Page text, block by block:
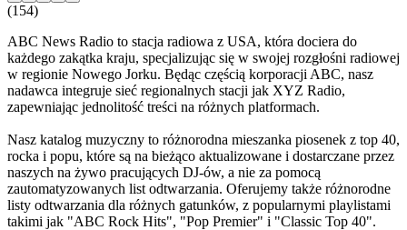
(154)
ABC News Radio to stacja radiowa z USA, która dociera do
każdego zakątka kraju, specjalizując się w swojej rozgłośni radiowej
w regionie Nowego Jorku. Będąc częścią korporacji ABC, nasz
nadawca integruje sieć regionalnych stacji jak XYZ Radio,
zapewniając jednolitość treści na różnych platformach.
Nasz katalog muzyczny to różnorodna mieszanka piosenek z top 40,
rocka i popu, które są na bieżąco aktualizowane i dostarczane przez
naszych na żywo pracujących DJ-ów, a nie za pomocą
zautomatyzowanych list odtwarzania. Oferujemy także różnorodne
listy odtwarzania dla różnych gatunków, z popularnymi playlistami
takimi jak "ABC Rock Hits", "Pop Premier" i "Classic Top 40".